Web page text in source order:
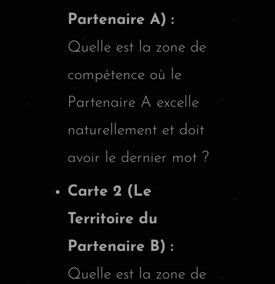
Partenaire A) :
Quelle est la zone de
compétence où le
Partenaire A excelle
naturellement et doit
avoir le dernier mot ?
Carte 2 (Le
Territoire du
Partenaire B) :
Quelle est la zone de